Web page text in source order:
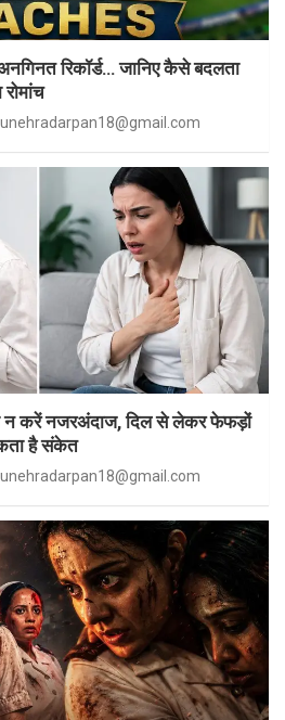
रिकॉर्ड… जानिए कैसे बदलता
न करें नजरअंदाज, दिल से लेकर फेफड़ों
है संकेत